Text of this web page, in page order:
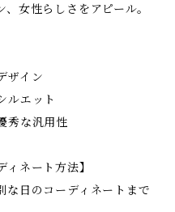
女性らしさをアピール。
ザイン
ルエット
秀な汎用性
ィネート方法】
な日のコーディネートまで